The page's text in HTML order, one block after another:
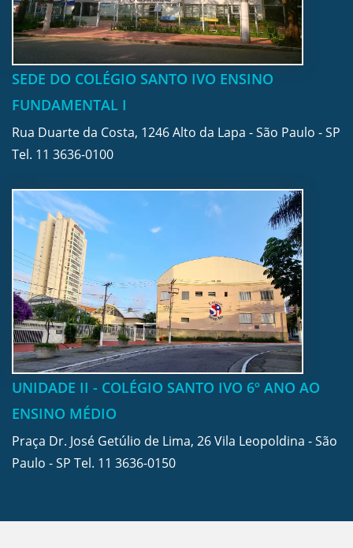
SEDE DO COLÉGIO SANTO IVO ENSINO
FUNDAMENTAL I
Rua Duarte da Costa, 1246 Alto da Lapa - São Paulo - SP
Tel. 11 3636-0100
UNIDADE II - COLÉGIO SANTO IVO 6º ANO AO
ENSINO MÉDIO
Praça Dr. José Getúlio de Lima, 26 Vila Leopoldina - São
Paulo - SP Tel. 11 3636-0150